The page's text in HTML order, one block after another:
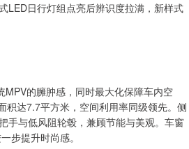
LED日行灯组点亮后辨识度拉满，新样式
MPV的臃肿感，同时最大化保障车内空
达7.7平方米，空间利用率同级领先。侧
手与低风阻轮毂，兼顾节能与美观。车窗
步提升时尚感。